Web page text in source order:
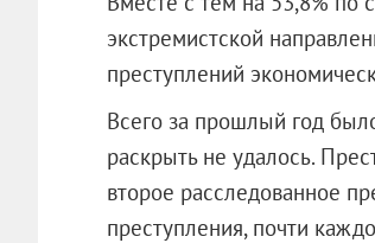
экстремистской
преступлений
Всего за прошлый год
раскрыть не удалось.
второе расследованное
преступления, почти